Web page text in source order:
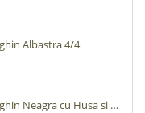
Albastra 4/4
Chitara Clasica Rapsodia Reghin Neagra cu Husa si Tuner